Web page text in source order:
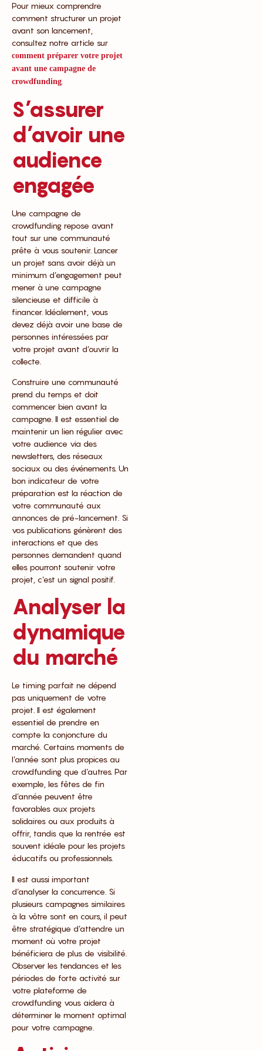
Pour mieux comprendre
comment structurer un projet
avant son lancement,
consultez notre article sur
comment préparer votre projet
avant une campagne de
crowdfunding
S’assurer
d’avoir une
audience
engagée
Une campagne de
crowdfunding repose avant
tout sur une communauté
prête à vous soutenir. Lancer
un projet sans avoir déjà un
minimum d’engagement peut
mener à une campagne
silencieuse et difficile à
financer. Idéalement, vous
devez déjà avoir une base de
personnes intéressées par
votre projet avant d’ouvrir la
collecte.
Construire une communauté
prend du temps et doit
commencer bien avant la
campagne. Il est essentiel de
maintenir un lien régulier avec
votre audience via des
newsletters, des réseaux
sociaux ou des événements. Un
bon indicateur de votre
préparation est la réaction de
votre communauté aux
annonces de pré-lancement. Si
vos publications génèrent des
interactions et que des
personnes demandent quand
elles pourront soutenir votre
projet, c’est un signal positif.
Analyser la
dynamique
du marché
Le timing parfait ne dépend
pas uniquement de votre
projet. Il est également
essentiel de prendre en
compte la conjoncture du
marché. Certains moments de
l’année sont plus propices au
crowdfunding que d’autres. Par
exemple, les fêtes de fin
d’année peuvent être
favorables aux projets
solidaires ou aux produits à
offrir, tandis que la rentrée est
souvent idéale pour les projets
éducatifs ou professionnels.
Il est aussi important
d’analyser la concurrence. Si
plusieurs campagnes similaires
à la vôtre sont en cours, il peut
être stratégique d’attendre un
moment où votre projet
bénéficiera de plus de visibilité.
Observer les tendances et les
périodes de forte activité sur
votre plateforme de
crowdfunding vous aidera à
déterminer le moment optimal
pour votre campagne.